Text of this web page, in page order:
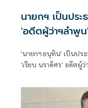
นายกฯ เป็นปร
'อดีตผู้ว่าฯลำพูน'
'นายกฯอนุทิน' เป็นปร
'เรียบ นราดิศร' อดีตผู้